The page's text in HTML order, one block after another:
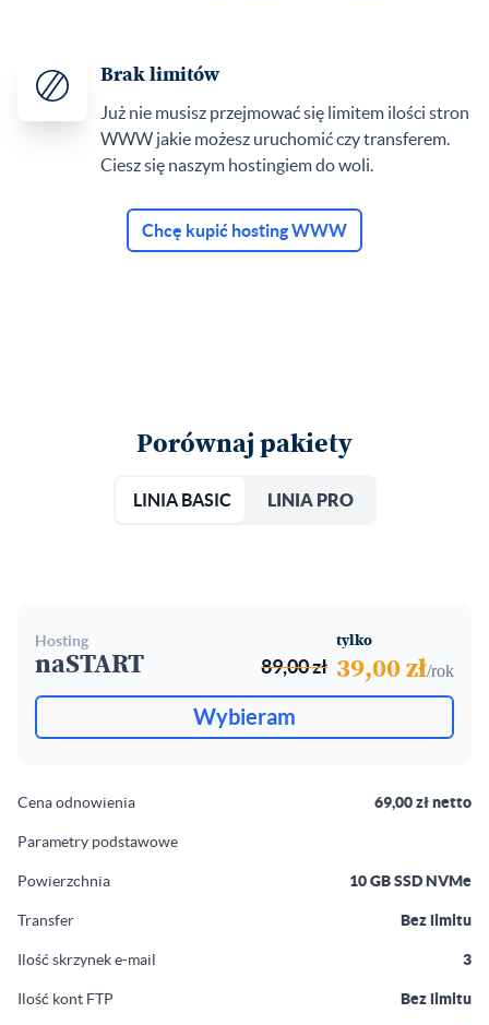
Brak limitów
Już nie musisz przejmować się limitem ilości stron
WWW jakie możesz uruchomić czy transferem.
Ciesz się naszym hostingiem do woli.
Chcę kupić hosting WWW
Porównaj pakiety
LINIA BASIC LINIA PRO
hosting
naSTART 89,00 zł
tylko
39,00 zł/rok
Wybieram
Cena odnowienia 69,00 zł netto
Parametry podstawowe
Powierzchnia 10 GB SSD NVMe
Transfer Bez limitu
Ilość skrzynek e-mail 3
Ilość kont FTP Bez limitu